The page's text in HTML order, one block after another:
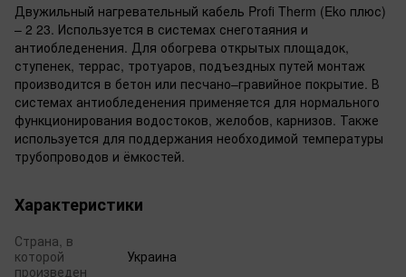
Двужильный нагревательный кабель Profi Therm (Eko плюс)
– 2 23. Используется в системах снеготаяния и
антиобледенения. Для обогрева открытых площадок,
ступенек, террас, тротуаров, подъездных путей монтаж
производится в бетон или песчано–гравийное покрытие. В
системах антиобледенения применяется для нормального
функционирования водостоков, желобов, карнизов. Также
используется для поддержания необходимой температуры
трубопроводов и ёмкостей.
Характеристики
Страна, в
которой
произведен
Украина